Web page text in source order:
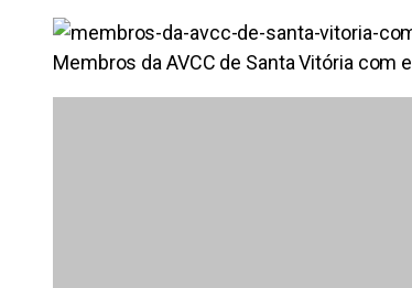
Membros da AVCC de Santa Vitória com